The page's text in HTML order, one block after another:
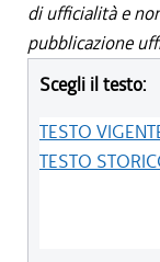
di ufficialità e
pubblicazione
Scegli il testo:
TESTO
TESTO